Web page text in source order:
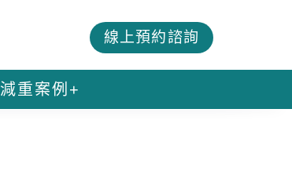
線上預約諮詢
減重案例+